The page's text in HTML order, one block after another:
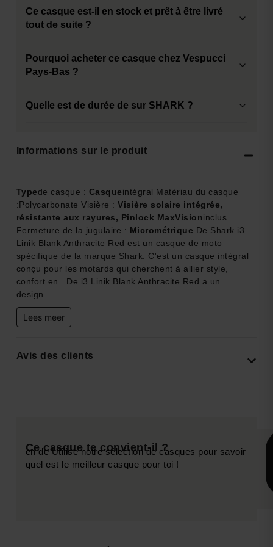
Informations sur le produit
Typede casque : Casqueintégral Matériau du casque
:PolycarbonateVisière :Visière solaire intégrée,
résistante aux rayures, Pinlock MaxVisioninclus
Fermeture de la jugulaire : Micrométrique De Shark i3
Linik Blank Anthracite Red est un casque de moto
spécifique de la marque Shark. C'est un casque intégral
conçu pour les motards qui cherchent à allier style,
confort en . De i3 Linik Blank Anthracite Red a un
design...
Lees meer
Avis des clients
Ce casque est-il en stock et prêt à être livré
tout de suite ?
Pourquoi acheter ce casque chez Vespucci
Pays-Bas ?
Quelle est de durée de sur SHARK ?
Ce casque te convient-il ?
en de Utilise notre sélection de casques pour savoir
quel est le meilleur casque pour toi !